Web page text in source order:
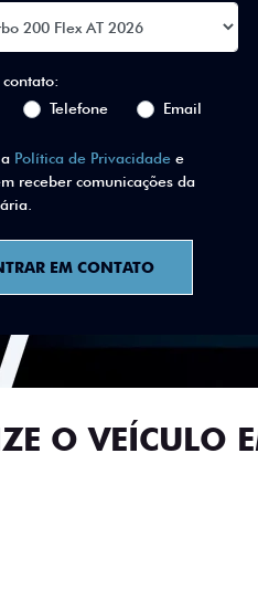
Telefone Email
Política de Privacidade e
receber comunicações da
EM CONTATO
O VEÍCULO